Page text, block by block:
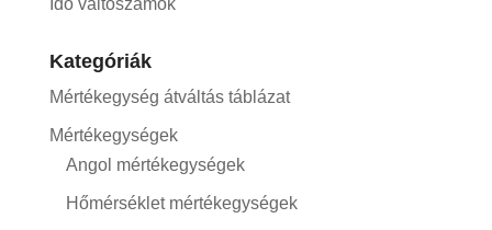
Idő váltószámok
Kategóriák
Mértékegység átváltás táblázat
Mértékegységek
Angol mértékegységek
Hőmérséklet mértékegységek